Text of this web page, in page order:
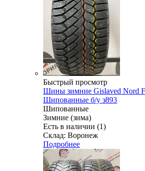
Быстрый просмотр
Шины зимние Gislaved Nord
Шипованные б/у з893
Шипованные
Зимние (зима)
Есть в наличии (1)
Склад: Воронеж
Подробнее